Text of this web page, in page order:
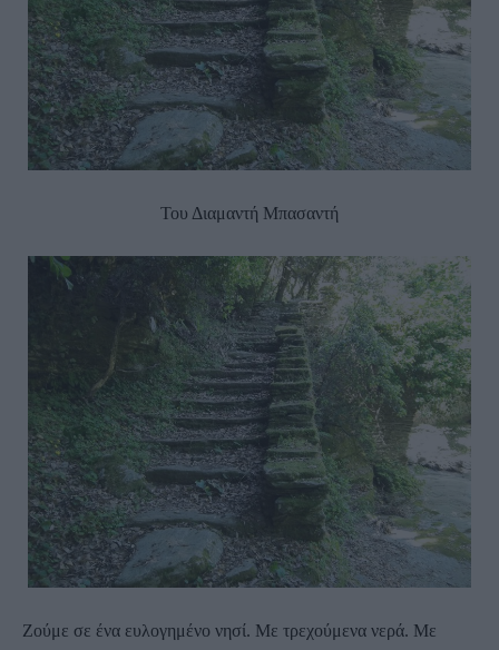
Του Διαμαντή Μπασαντή
Ζούμε σε ένα ευλογημένο νησί. Με τρεχούμενα νερά. Με